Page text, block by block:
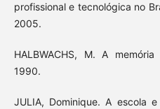
profissional e tecnológica no
2005.
HALBWACHS, M. A
1990.
JULIA, Dominique. A escola